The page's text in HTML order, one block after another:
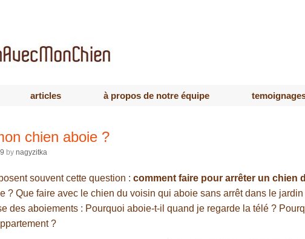
articles à propos de notre équipe
chien aboie ?
by nagyzitka
souvent cette question : comment faire pour arrêter un chien
? Que faire avec le chien du voisin qui aboie sans arrêt dans le
des aboiements : Pourquoi aboie-t-il quand je regarde la télé ?
?